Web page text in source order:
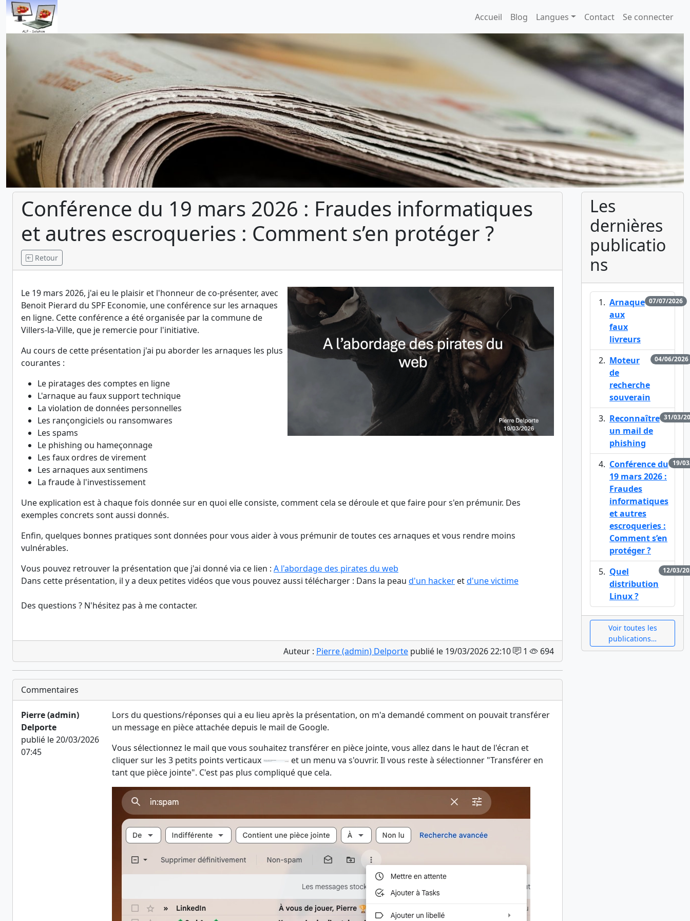
Accueil Blog Langues Contact Se connecter
Conférence du 19 mars 2026 : Fraudes informatiques
et autres escroqueries : Comment s’en protéger ?
Retour
Le 19 mars 2026, j'ai eu le plaisir et l'honneur de co-présenter, avec
Benoit Pierard du SPF Economie, une conférence sur les arnaques
en ligne. Cette conférence a été organisée par la commune de
Villers-la-Ville, que je remercie pour l'initiative.
Au cours de cette présentation j'ai pu aborder les arnaques les plus
courantes :
Le piratages des comptes en ligne
L'arnaque au faux support technique
La violation de données personnelles
Les rançongiciels ou ransomwares
Les spams
Le phishing ou hameçonnage
Les faux ordres de virement
Les arnaques aux sentimens
La fraude à l'investissement
Une explication est à chaque fois donnée sur en quoi elle consiste, comment cela se déroule et que faire pour s'en prémunir. Des
exemples concrets sont aussi donnés.
Enfin, quelques bonnes pratiques sont données pour vous aider à vous prémunir de toutes ces arnaques et vous rendre moins
vulnérables.
Vous pouvez retrouver la présentation que j'ai donné via ce lien : A l'abordage des pirates du web
Dans cette présentation, il y a deux petites vidéos que vous pouvez aussi télécharger : Dans la peau d'un hacker etd'une victime
Des questions ? N'hésitez pas à me contacter.
Auteur : Pierre (admin) Delporte publié le 19/03/2026 22:10 1 694
Commentaires
Pierre (admin)
Delporte
publié le 20/03/2026
07:45
Lors du questions/réponses qui a eu lieu après la présentation, on m'a demandé comment on pouvait transférer
un message en pièce attachée depuis le mail de Google.
Vous sélectionnez le mail que vous souhaitez transférer en pièce jointe, vous allez dans le haut de l'écran et
cliquer sur les 3 petits points verticaux
et un menu va s'ouvrir. Il vous reste à sélectionner "Transférer en
tant que pièce jointe". C'est pas plus compliqué que cela.
Les
dernières
publicatio
ns
Arnaque
aux
faux
livreurs
07/07/2026
Moteur
de
recherche
souverain
04/06/2026
Reconnaître
un mail de
phishing
31/03/
Conférence du
19 mars 2026 :
Fraudes
informatiques
et autres
escroqueries :
Comment s’en
protéger ?
19/
Quel
distribution
Linux ?
12/03/
Voir toutes les
publications…